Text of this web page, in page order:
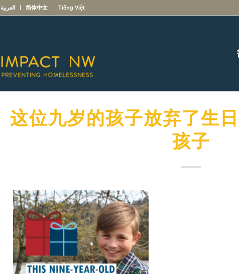
العربية 简体中文 Tiếng Việt
这位九岁的孩子放弃了生
孩子